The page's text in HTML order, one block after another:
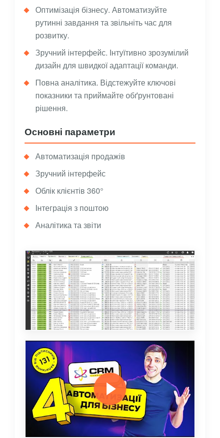
Оптимізація бізнесу. Автоматизуйте
рутинні завдання та звільніть час для
розвитку.
Зручний інтерфейс. Інтуїтивно зрозумілий
дизайн для швидкої адаптації команди.
Повна аналітика. Відстежуйте ключові
показники та приймайте обґрунтовані
рішення.
Основні параметри
Автоматизація продажів
Зручний інтерфейс
Облік клієнтів 360°
Інтеграція з поштою
Аналітика та звіти